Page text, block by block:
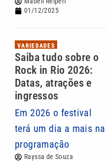
01/12/2025
VARIEDADES
Saiba tudo sobre o
Rock in Rio 2026:
Datas, atrações e
ingressos
Em 2026 o festival
terá um dia a mais na
programação
Rayssa de Souza